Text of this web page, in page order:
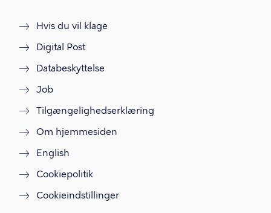
Hvis du vil klage
Digital Post
Databeskyttelse
Job
Tilgængelighedserklæring
Om hjemmesiden
English
Cookiepolitik
Cookieindstillinger